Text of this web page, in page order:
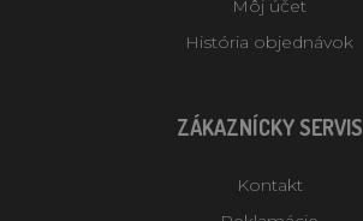
Môj účet
História objednávok
ZÁKAZNÍCKY SERVIS
Kontakt